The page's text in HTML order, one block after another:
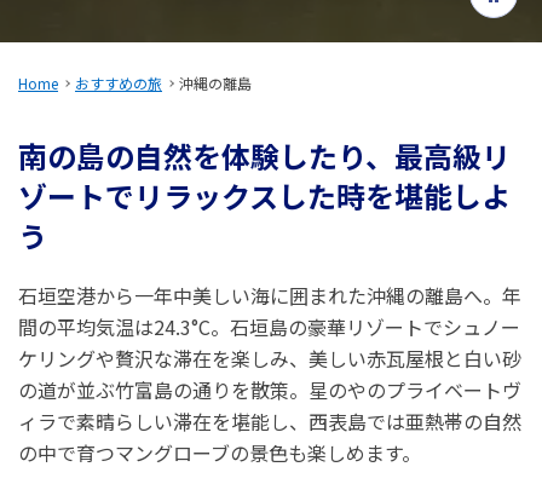
閉じる
Home おすすめの旅 沖縄の離島
南の島の自然を体験したり、最高級リ
ゾートでリラックスした時を堪能しよ
う
石垣空港から一年中美しい海に囲まれた沖縄の離島へ。年
間の平均気温は24.3°C。石垣島の豪華リゾートでシュノー
ケリングや贅沢な滞在を楽しみ、美しい赤瓦屋根と白い砂
の道が並ぶ竹富島の通りを散策。星のやのプライベートヴ
ィラで素晴らしい滞在を堪能し、西表島では亜熱帯の自然
の中で育つマングローブの景色も楽しめます。